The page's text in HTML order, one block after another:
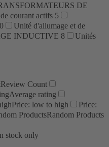
DE
courant actifs 5
Unité d'allumage et de
INDUCTIVE 8
Unités
Review Count
Average rating
Price: low to high
Price:
ProductsRandom Products
stock only